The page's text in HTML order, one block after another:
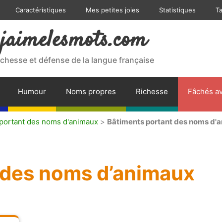
Caractéristiques Mes petites joies Statistiques
jaimelesmots.com
et défense de la langue française
Humour Noms propres Richesse Fâchés
des noms d'animaux > Bâtiments portant des noms
noms d’animaux